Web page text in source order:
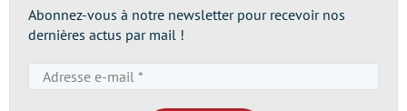
Abonnez-vous à notre newsletter pour recevoir nos
dernières actus par mail !
e-